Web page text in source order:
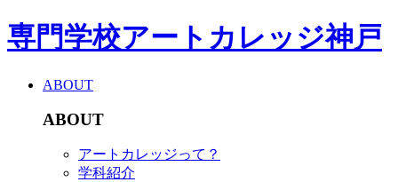
専門学校アートカレッジ神戸
ABOUT
ABOUT
アートカレッジって？
学科紹介